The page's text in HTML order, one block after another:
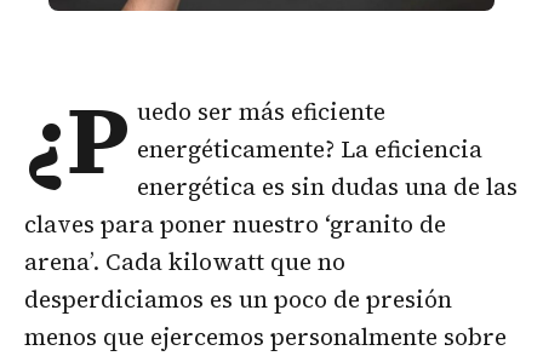
¿P uedo ser más eficiente
energéticamente? La eficiencia
energética es sin dudas una de las
claves para poner nuestro ‘granito de
arena’. Cada kilowatt que no
desperdiciamos es un poco de presión
menos que ejercemos personalmente sobre